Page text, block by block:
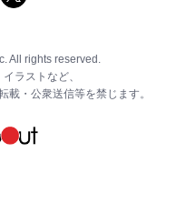
All rights reserved.
ラストなど、
載・公衆送信等を禁じます。